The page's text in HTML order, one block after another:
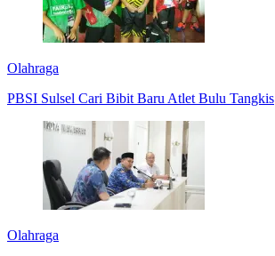
Olahraga
PBSI Sulsel Cari Bibit Baru Atlet Bulu Tangkis
Olahraga